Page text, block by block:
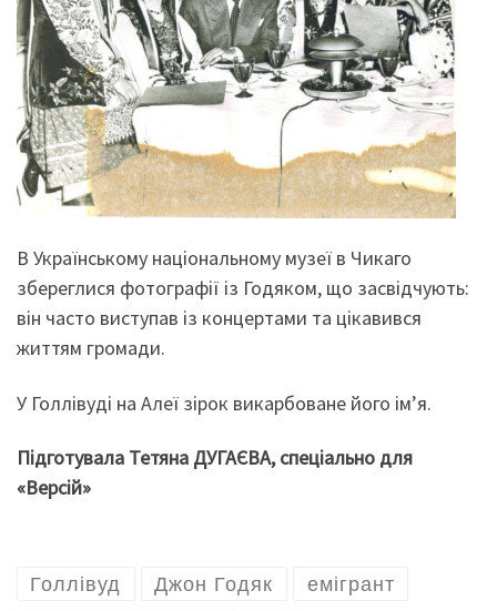
В Українському національному музеї в Чикаго
збереглися фотографії із Годяком, що засвідчують:
він часто виступав із концертами та цікавився
життям громади.
У Голлівуді на Алеї зірок викарбоване його ім’я.
Підготувала Тетяна ДУГАЄВА, спеціально для
«Версій»
Голлівуд Джон Годяк емігрант